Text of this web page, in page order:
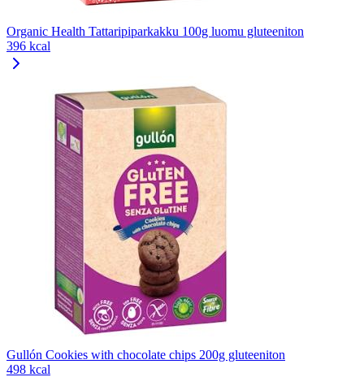
Organic Health Tattaripiparkakku 100g luomu gluteeniton
396 kcal
Gullón Cookies with chocolate chips 200g gluteeniton
498 kcal